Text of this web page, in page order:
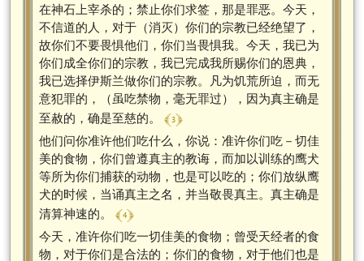
在神石上宰杀的；禁止你们求签，那是罪恶。今天，
不信道的人，对于（消灭）你们的宗教已经绝望了，
故你们不要畏惧他们，你们当畏惧我。今天，我已为
你们成全你们的宗教，我已完成我所赐你们的恩典，
我已选择伊斯兰做你们的宗教。凡为饥荒所迫，而无
意犯罪的，（虽吃禁物，毫无罪过），因为真主确是
至赦的，确是至慈的。 ﴾ 3 ﴿
他们问你准许他们吃什么，你说：准许你们吃－切佳
美的食物，你们曾遵真主的教诲，而加以训练的鹰犬
等所为你们捕获的动物，也是可以吃的；你们放纵鹰
犬的时候，当诵真主之名，并当敬畏真主。真主确是
清算神速的。 ﴾ 4 ﴿
今天，准许你们吃一切佳美的食物；曾受天经者的食
物，对于你们是合法的；你们的食物，对于他们也是